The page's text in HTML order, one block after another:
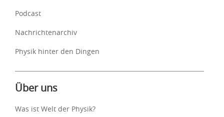
Podcast
Nachrichtenarchiv
Physik hinter den Dingen
Über uns
Was ist Welt der Physik?